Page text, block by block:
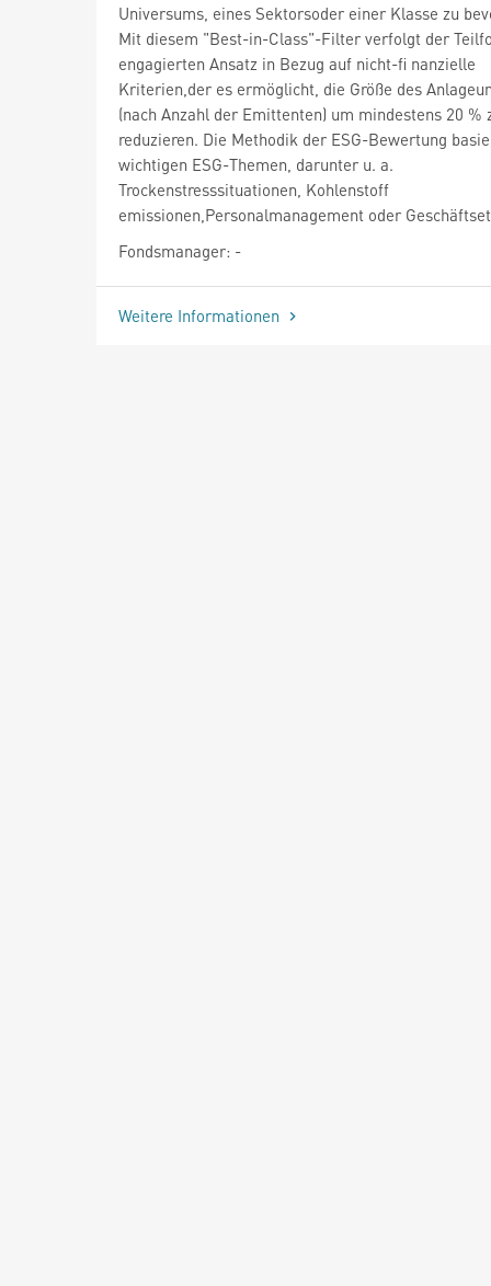
Universums, eines Sektorsoder einer Klasse zu
Mit diesem "Best-in-Class"-Filter verfolgt der
engagierten Ansatz in Bezug auf nicht-fi nanzielle
Kriterien,der es ermöglicht, die Größe des
(nach Anzahl der Emittenten) um mindestens 20 %
reduzieren. Die Methodik der ESG-Bewertung
wichtigen ESG-Themen, darunter u. a.
Trockenstresssituationen, Kohlenstoff
emissionen,Personalmanagement oder
Fondsmanager: -
Weitere Informationen